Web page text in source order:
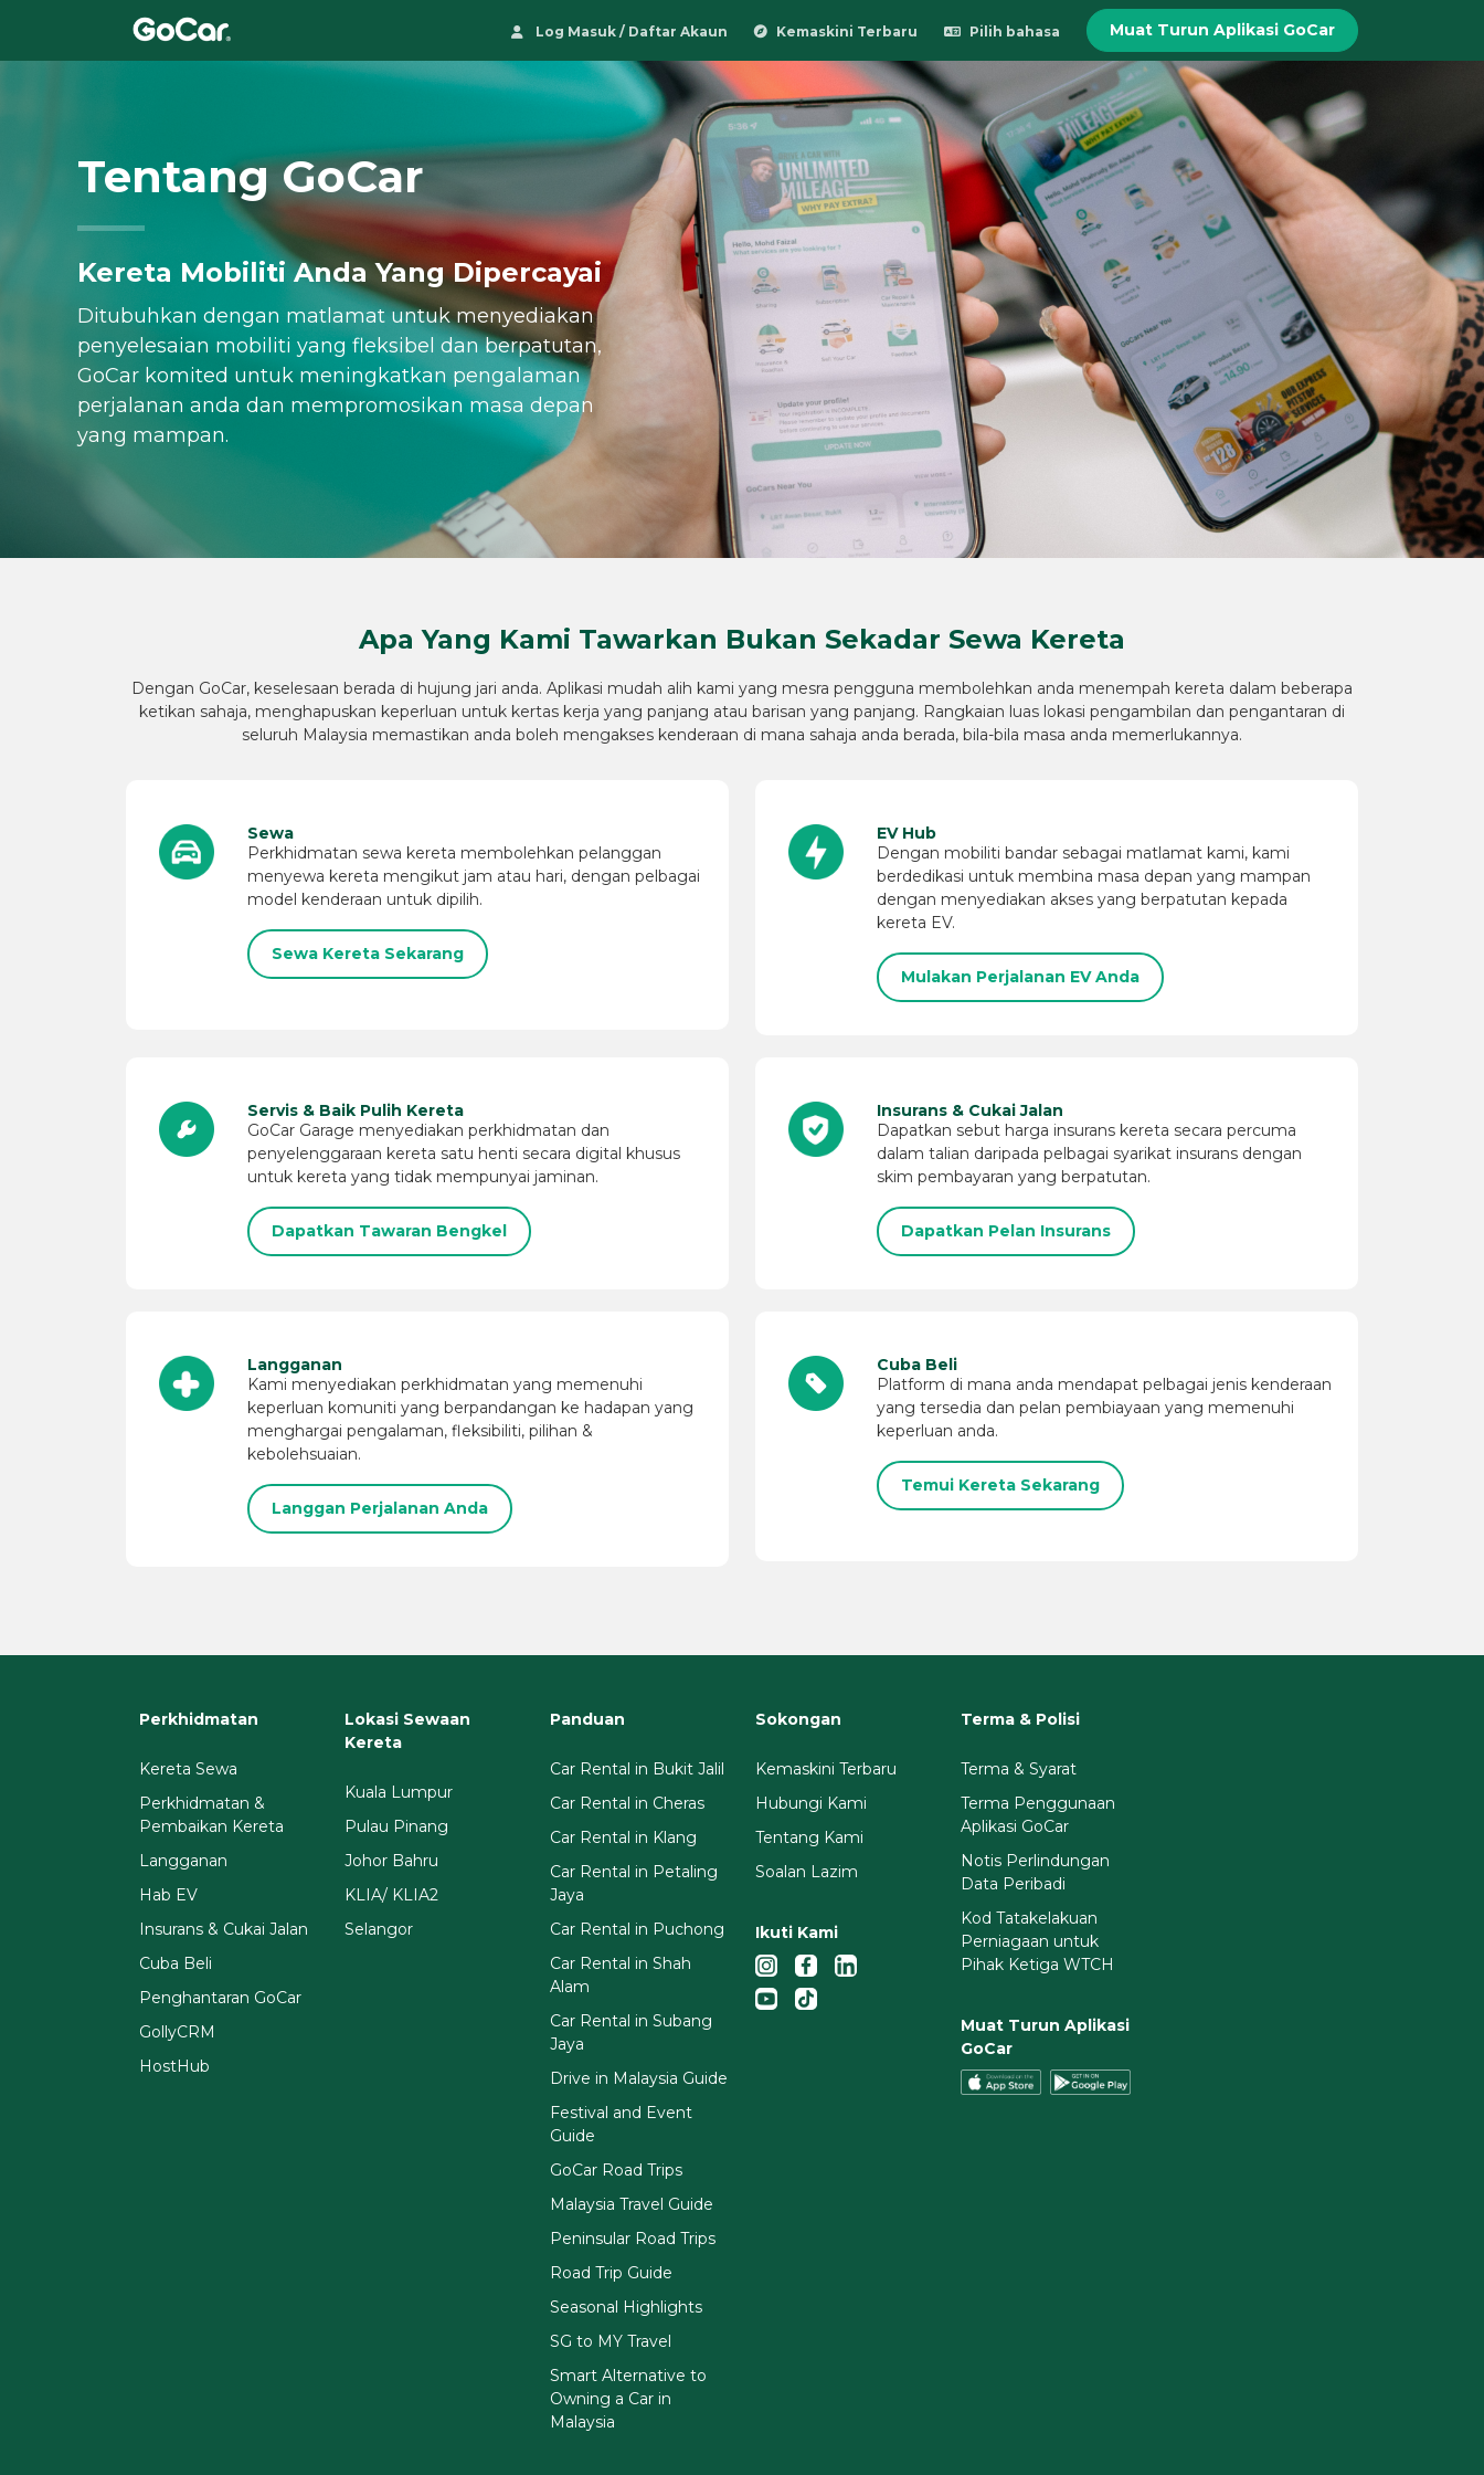
Log Masuk / Daftar Akaun Kemaskini Terbaru Pilih bahasa Muat Turun Aplikasi GoCar
Tentang GoCar
Kereta Mobiliti Anda Yang Dipercayai
Ditubuhkan dengan matlamat untuk menyediakan
penyelesaian mobiliti yang fleksibel dan berpatutan,
GoCar komited untuk meningkatkan pengalaman
perjalanan anda dan mempromosikan masa depan
yang mampan.
Apa Yang Kami Tawarkan Bukan Sekadar Sewa Kereta
Dengan GoCar, keselesaan berada di hujung jari anda. Aplikasi mudah alih kami yang mesra pengguna membolehkan anda menempah kereta dalam beberapa
ketikan sahaja, menghapuskan keperluan untuk kertas kerja yang panjang atau barisan yang panjang. Rangkaian luas lokasi pengambilan dan pengantaran di
seluruh Malaysia memastikan anda boleh mengakses kenderaan di mana sahaja anda berada, bila-bila masa anda memerlukannya.
Sewa
Perkhidmatan sewa kereta membolehkan pelanggan
menyewa kereta mengikut jam atau hari, dengan pelbagai
model kenderaan untuk dipilih.
Sewa Kereta Sekarang
EV Hub
Dengan mobiliti bandar sebagai matlamat kami, kami
berdedikasi untuk membina masa depan yang mampan
dengan menyediakan akses yang berpatutan kepada
kereta EV.
Mulakan Perjalanan EV Anda
Servis & Baik Pulih Kereta
GoCar Garage menyediakan perkhidmatan dan
penyelenggaraan kereta satu henti secara digital khusus
untuk kereta yang tidak mempunyai jaminan.
Dapatkan Tawaran Bengkel
Insurans & Cukai Jalan
Dapatkan sebut harga insurans kereta secara percuma
dalam talian daripada pelbagai syarikat insurans dengan
skim pembayaran yang berpatutan.
Dapatkan Pelan Insurans
Langganan
Kami menyediakan perkhidmatan yang memenuhi
keperluan komuniti yang berpandangan ke hadapan yang
menghargai pengalaman, fleksibiliti, pilihan &
kebolehsuaian.
Langgan Perjalanan Anda
Cuba Beli
Platform di mana anda mendapat pelbagai jenis kenderaan
yang tersedia dan pelan pembiayaan yang memenuhi
keperluan anda.
Temui Kereta Sekarang
Perkhidmatan
Kereta Sewa
Perkhidmatan &
Pembaikan Kereta
Langganan
Hab EV
Insurans & Cukai Jalan
Cuba Beli
Penghantaran GoCar
GollyCRM
HostHub
Lokasi Sewaan
Kereta
Kuala Lumpur
Pulau Pinang
Johor Bahru
KLIA/ KLIA2
Selangor
Panduan
Car Rental in Bukit Jalil
Car Rental in Cheras
Car Rental in Klang
Car Rental in Petaling
Jaya
Car Rental in Puchong
Car Rental in Shah
Alam
Car Rental in Subang
Jaya
Drive in Malaysia Guide
Festival and Event
Guide
GoCar Road Trips
Malaysia Travel Guide
Peninsular Road Trips
Road Trip Guide
Seasonal Highlights
SG to MY Travel
Smart Alternative to
Owning a Car in
Malaysia
Sokongan
Kemaskini Terbaru
Hubungi Kami
Tentang Kami
Soalan Lazim
Ikuti Kami
Terma & Polisi
Terma & Syarat
Terma Penggunaan
Aplikasi GoCar
Notis Perlindungan
Data Peribadi
Kod Tatakelakuan
Perniagaan untuk
Pihak Ketiga WTCH
Muat Turun Aplikasi
GoCar